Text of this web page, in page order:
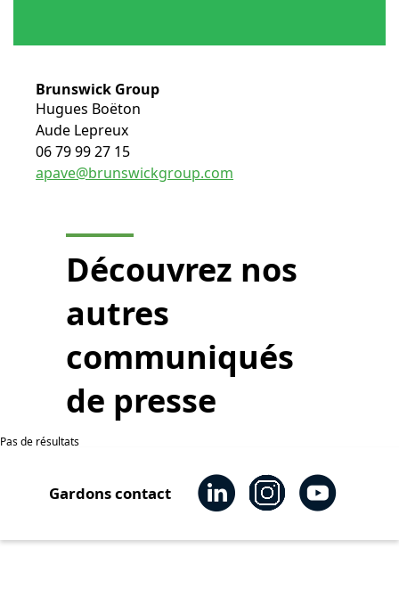
Brunswick Group
Hugues Boëton
Aude Lepreux
06 79 99 27 15
apave@brunswickgroup.com
Découvrez nos
autres
communiqués
de presse
Pas de résultats
Gardons contact